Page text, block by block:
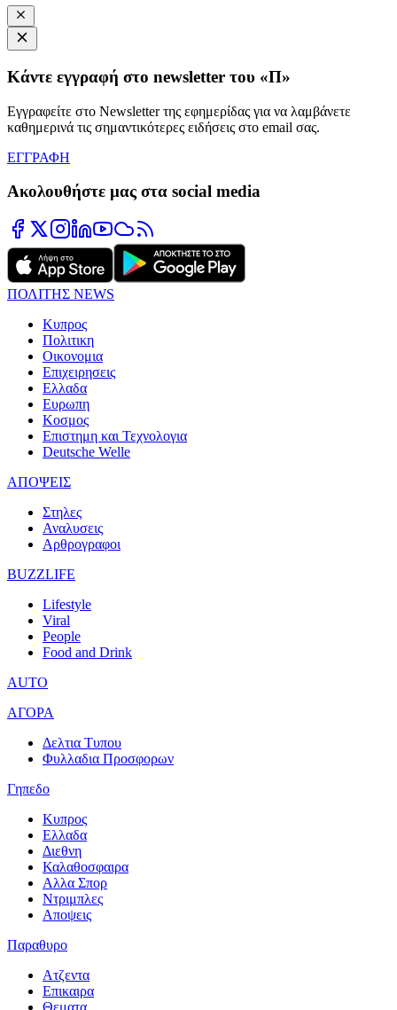
Κάντε εγγραφή στο newsletter του «Π»
Εγγραφείτε στο Newsletter της εφημερίδας για να λαμβάνετε
καθημερινά τις σημαντικότερες ειδήσεις στο email σας.
ΕΓΓΡΑΦΗ
Ακολουθήστε μας στα social media
ΠΟΛΙΤΗΣ NEWS
Κυπρος
Πολιτικη
Οικονομια
Επιχειρησεις
Ελλαδα
Ευρωπη
Κοσμος
Επιστημη και Τεχνολογια
Deutsche Welle
ΑΠΟΨΕΙΣ
Στηλες
Αναλυσεις
Αρθρογραφοι
BUZZLIFE
Lifestyle
Viral
People
Food and Drink
AUTO
ΑΓΟΡΑ
Δελτια Τυπου
Φυλλαδια Προσφορων
Γηπεδο
Κυπρος
Ελλαδα
Διεθνη
Καλαθοσφαιρα
Αλλα Σπορ
Ντριμπλες
Αποψεις
Παραθυρο
Ατζεντα
Επικαιρα